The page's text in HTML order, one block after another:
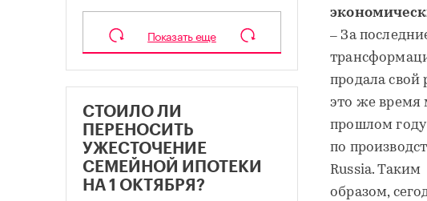
– За
продала свой
это же время
прошлом
по
Russia. Таким
образом,
Показать еще
СТОИЛО ЛИ
ПЕРЕНОСИТЬ
УЖЕСТОЧЕНИЕ
СЕМЕЙНОЙ ИПОТЕКИ
НА 1 ОКТЯБРЯ?